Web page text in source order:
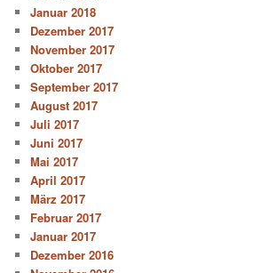
Januar 2018
Dezember 2017
November 2017
Oktober 2017
September 2017
August 2017
Juli 2017
Juni 2017
Mai 2017
April 2017
März 2017
Februar 2017
Januar 2017
Dezember 2016